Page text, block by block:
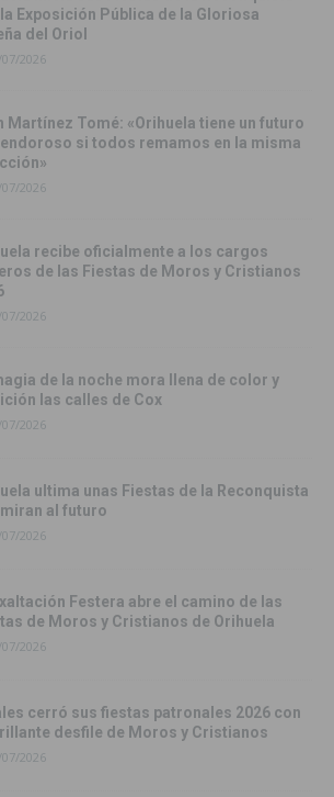
Exposición Pública de la Gloriosa
del Oriol
07/2026
Martínez Tomé: «Orihuela tiene un futuro
si todos remamos en la misma
07/2026
recibe oficialmente a los cargos
de las Fiestas de Moros y Cristianos
07/2026
de la noche mora llena de color y
las calles de Cox
07/2026
ultima unas Fiestas de la Reconquista
al futuro
07/2026
Festera abre el camino de las
de Moros y Cristianos de Orihuela
07/2026
cerró sus fiestas patronales 2026 con
desfile de Moros y Cristianos
2026